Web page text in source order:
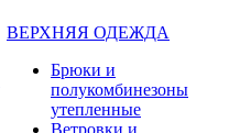
ВЕРХНЯЯ ОДЕЖДА
Брюки и
полукомбинезоны
утепленные
Ветровки и